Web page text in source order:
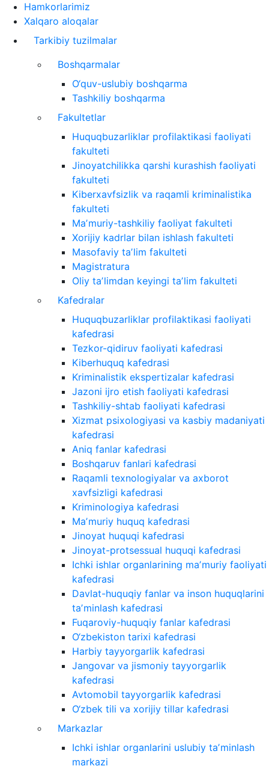
Hamkorlarimiz
Xalqaro aloqalar
Tarkibiy tuzilmalar
Boshqarmalar
O‘quv-uslubiy boshqarma
Tashkiliy boshqarma
Fakultetlar
Huquqbuzarliklar profilaktikasi faoliyati
fakulteti
Jinoyatchilikka qarshi kurashish faoliyati
fakulteti
Kiberxavfsizlik va raqamli kriminalistika
fakulteti
Maʼmuriy-tashkiliy faoliyat fakulteti
Xorijiy kadrlar bilan ishlash fakulteti
Masofaviy taʼlim fakulteti
Magistratura
Oliy taʼlimdan keyingi taʼlim fakulteti
Kafedralar
Huquqbuzarliklar profilaktikasi faoliyati
kafedrasi
Tezkor-qidiruv faoliyati kafedrasi
Kiberhuquq kafedrasi
Kriminalistik ekspertizalar kafedrasi
Jazoni ijro etish faoliyati kafedrasi
Tashkiliy-shtab faoliyati kafedrasi
Xizmat psixologiyasi va kasbiy madaniyati
kafedrasi
Aniq fanlar kafedrasi
Boshqaruv fanlari kafedrasi
Raqamli texnologiyalar va axborot
xavfsizligi kafedrasi
Kriminologiya kafedrasi
Maʼmuriy huquq kafedrasi
Jinoyat huquqi kafedrasi
Jinoyat-protsessual huquqi kafedrasi
Ichki ishlar organlarining maʼmuriy faoliyati
kafedrasi
Davlat-huquqiy fanlar va inson huquqlarini
taʼminlash kafedrasi
Fuqaroviy-huquqiy fanlar kafedrasi
O‘zbekiston tarixi kafedrasi
Harbiy tayyorgarlik kafedrasi
Jangovar va jismoniy tayyorgarlik
kafedrasi
Avtomobil tayyorgarlik kafedrasi
O‘zbek tili va xorijiy tillar kafedrasi
Markazlar
Ichki ishlar organlarini uslubiy taʼminlash
markazi